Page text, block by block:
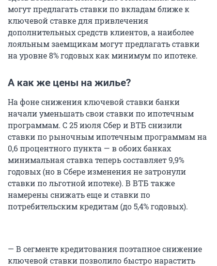
могут предлагать ставки по вкладам ближе к
ключевой ставке для привлечения
дополнительных средств клиентов, а наиболее
лояльным заемщикам могут предлагать ставки
на уровне 8% годовых как минимум по ипотеке.
А как же цены на жилье?
На фоне снижения ключевой ставки банки
начали уменьшать свои ставки по ипотечным
программам. С 25 июля Сбер и ВТБ снизили
ставки по рыночным ипотечным программам на
0,6 процентного пункта — в обоих банках
минимальная ставка теперь составляет 9,9%
годовых (но в Сбере изменения не затронули
ставки по льготной ипотеке). В ВТБ также
намерены снижать еще и ставки по
потребительским кредитам (до 5,4% годовых).
— В сегменте кредитования поэтапное снижение
ключевой ставки позволило быстро нарастить